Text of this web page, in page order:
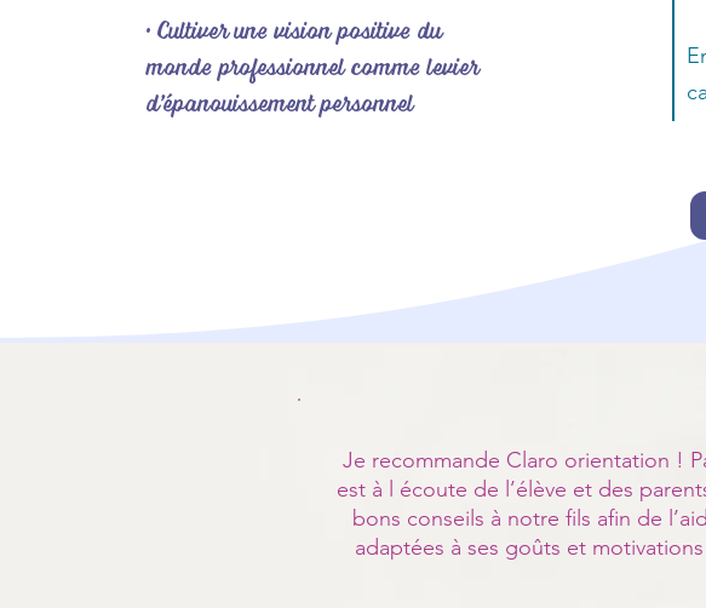
• Cultiver une vision positive du
monde professionnel comme levier
d’épanouissement personnel
Je recommande Claro orientation !
est à l écoute de l’élève et des
bons conseils à notre fils afin de
adaptées à ses goûts et